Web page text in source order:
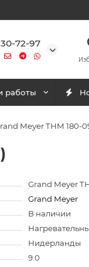
72-97
работы
Meyer THM 180-
Grand Meyer
Grand Meyer
В наличии
Нидерланды
9.0